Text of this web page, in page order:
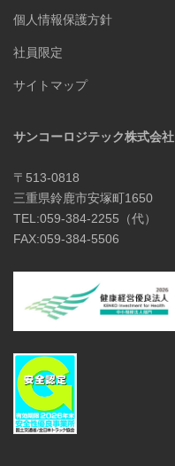
個人情報保護方針
社員限定
サイトマップ
サンコーロジテック株式会社
〒513-0818
三重県鈴鹿市安塚町1650
TEL:059-384-2255（代）
FAX:059-384-5506